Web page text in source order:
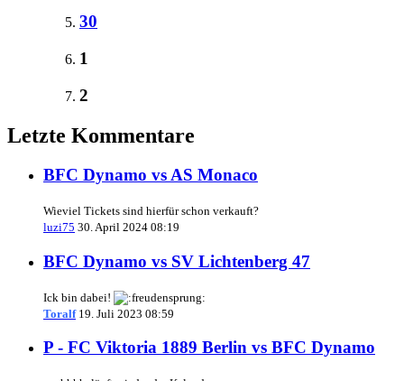
30
1
2
Letzte Kommentare
BFC Dynamo vs AS Monaco
Wieviel Tickets sind hierfür schon verkauft?
luzi75 30. April 2024 08:19
BFC Dynamo vs SV Lichtenberg 47
Ick bin dabei!
Toralf 19. Juli 2023 08:59
P - FC Viktoria 1889 Berlin vs BFC Dynamo